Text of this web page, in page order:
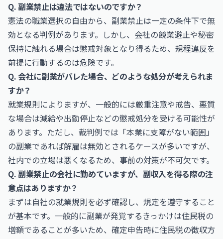
Q. 副業禁止は違法ではないのですか？
憲法の職業選択の自由から、副業禁止は一定の条件下で無
効となる判例があります。しかし、会社の競業避止や秘密
保持に触れる場合は懲戒対象となり得るため、規程違反を
前提に行動するのは危険です。
Q. 会社に副業がバレた場合、どのような処分が考えられま
すか？
就業規則によりますが、一般的には厳重注意や戒告、悪質
な場合は減給や出勤停止などの懲戒処分を受ける可能性が
あります。ただし、裁判例では「本業に支障がない範囲」
の副業であれば解雇は無効とされるケースが多いですが、
社内での立場は悪くなるため、事前の対策が不可欠です。
Q. 副業禁止の会社に勤めていますが、副収入を得る際の注
意点はありますか？
まずは自社の就業規則を必ず確認し、規定を遵守すること
が基本です。一般的に副業が発覚するきっかけは住民税の
増額であることが多いため、確定申告時に住民税の徴収方